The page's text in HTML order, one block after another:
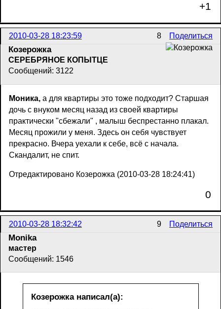
+1
Поделиться
8
2010-03-28 18:23:59
Козерожка
СЕРЕБРЯНОЕ КОПЫТЦЕ
Сообщений: 3122
Моника,а для квартиры это тоже подходит? Старшая
дочь с внуком месяц назад из своей квартиры
практически "сбежали" , малыш беспрестанно плакал.
Месяц прожили у меня. Здесь он себя чувствует
прекрасно. Вчера уехали к себе, всё с начала.
Скандалит, не спит.
Отредактировано Козерожка (2010-03-28 18:24:41)
0
Поделиться
9
2010-03-28 18:32:42
Monika
мастер
Сообщений: 1546
Козерожка написал(а):